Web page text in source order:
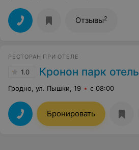
Отзывы2
РЕСТОРАН ПРИ ОТЕЛЕ
1.0 Кронон парк отель
Гродно, ул. Пышки, 19 с 08:00
Бронировать